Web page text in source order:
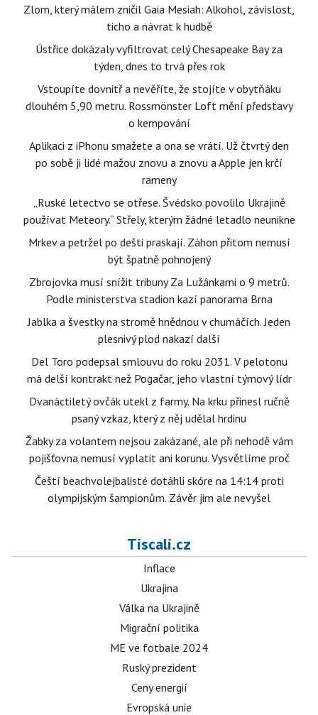
Zlom, který málem zničil Gaia Mesiah: Alkohol, závislost,
ticho a návrat k hudbě
Ústřice dokázaly vyfiltrovat celý Chesapeake Bay za
týden, dnes to trvá přes rok
Vstoupíte dovnitř a nevěříte, že stojíte v obytňáku
dlouhém 5,90 metru. Rossmönster Loft mění představy
o kempování
Aplikaci z iPhonu smažete a ona se vrátí. Už čtvrtý den
po sobě ji lidé mažou znovu a znovu a Apple jen krčí
rameny
„Ruské letectvo se otřese. Švédsko povolilo Ukrajině
používat Meteory.“ Střely, kterým žádné letadlo neunikne
Mrkev a petržel po dešti praskají. Záhon přitom nemusí
být špatně pohnojený
Zbrojovka musí snížit tribuny Za Lužánkami o 9 metrů.
Podle ministerstva stadion kazí panorama Brna
Jablka a švestky na stromě hnědnou v chumáčích. Jeden
plesnivý plod nakazí další
Del Toro podepsal smlouvu do roku 2031. V pelotonu
má delší kontrakt než Pogačar, jeho vlastní týmový lídr
Dvanáctiletý ovčák utekl z farmy. Na krku přinesl ručně
psaný vzkaz, který z něj udělal hrdinu
Žabky za volantem nejsou zakázané, ale při nehodě vám
pojišťovna nemusí vyplatit ani korunu. Vysvětlíme proč
Čeští beachvolejbalisté dotáhli skóre na 14:14 proti
olympijským šampionům. Závěr jim ale nevyšel
Tiscali.cz
Inflace
Ukrajina
Válka na Ukrajině
Migrační politika
ME ve fotbale 2024
Ruský prezident
Ceny energií
Evropská unie